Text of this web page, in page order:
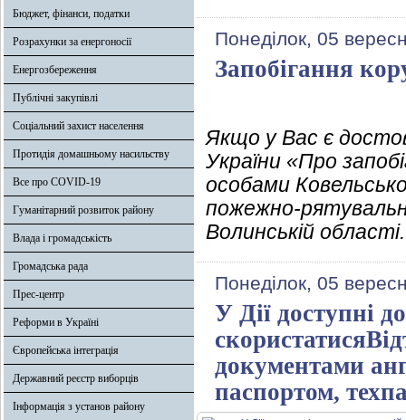
Бюджет, фінанси, податки
Розрахунки за енергоносії
Енергозбереження
Публічні закупівлі
Соціальний захист населення
Протидія домашньому насильству
Все про COVID-19
Гуманітарний розвиток району
Влада і громадськість
Громадська рада
Прес-центр
Реформи в Україні
Європейська інтеграція
Державний реєстр виборців
Інформація з установ району
Понеділок, 05
Запобігання
Якщо у Вас є
України «Про
особами
пожежно-
Волинській області.
Понеділок, 05
У Дії доступні
документами
паспортом,